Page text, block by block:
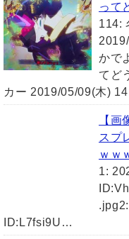
って
114:
かで
てど
カー 2019/05/09(木)
【
スプ
ｗｗ
1:
ID:L7fsi9U…